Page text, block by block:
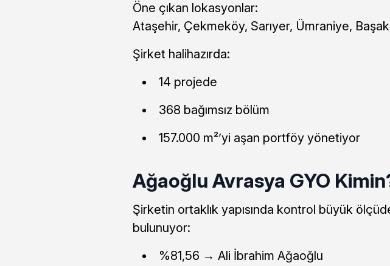
Öne çıkan lokasyonlar:
Ataşehir, Çekmeköy, Sarıyer, Ümraniye,
Şirket halihazırda:
14 projede
368 bağımsız bölüm
157.000 m²’yi aşan portföy yönetiyor
Ağaoğlu Avrasya GYO
Şirketin ortaklık yapısında kontrol büyük
bulunuyor:
%81,56 → Ali İbrahim Ağaoğlu